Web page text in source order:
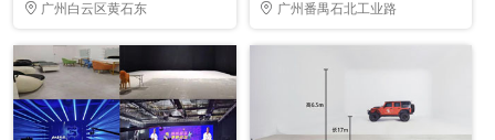
广州白云区黄石东 广州番禺石北工业路